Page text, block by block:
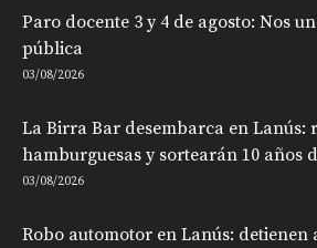
Paro docente 3 y 4 de agosto: Nos
pública
03/08/2026
La Birra Bar desembarca en Lanús:
hamburguesas y sortearán 10 años
03/08/2026
Robo automotor en Lanús: detienen